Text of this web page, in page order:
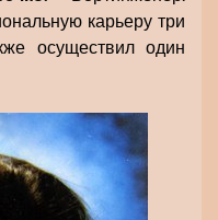
карьеру три
осуществил один